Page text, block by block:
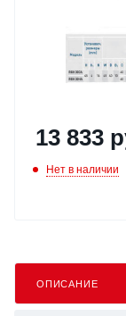
13 833
Нет в наличии
ОПИСАНИЕ